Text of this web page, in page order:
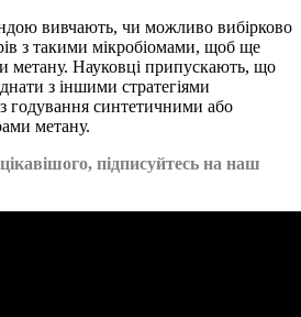
вивчають, чи можливо вибірково
з такими мікробіомами, щоб ще
метану. Науковці припускають, що
з іншими стратегіями
годування синтетичними або
метану.
підписуйтесь на наш